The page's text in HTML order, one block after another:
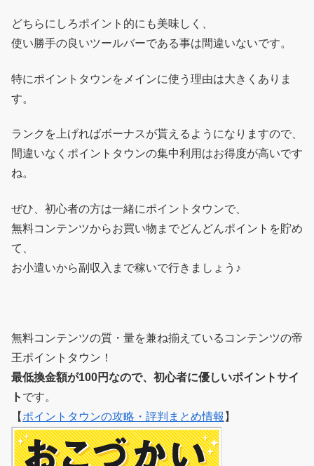
どちらにしろポイント的にも美味しく、
使い勝手の良いツールバーである事は間違いないです。
特にポイントタウンをメインに使う理由は大きくありま
す。
ランクを上げればボーナスが貰えるようになりますので、
間違いなくポイントタウンの集中利用はお得度が高いです
ね。
ぜひ、初心者の方は一緒にポイントタウンで、
無料コンテンツからお買い物までどんどんポイントを貯め
て、
お小遣いから副収入まで稼いで行きましょう♪
無料コンテンツの質・量を兼ね揃えているコンテンツの帝
王ポイントタウン！
最低換金額が100円なので、初心者に優しいポイントサイ
ト です。
【 ポイントタウンの攻略・評判まとめ情報 】